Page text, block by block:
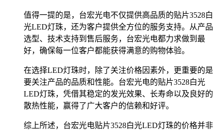
值得一提的是，台宏光电不仅提供高品质的贴片3528白
光LED灯珠，还为客户提供全方位的服务支持。从产品
选型、技术支持到售后服务，台宏光电都力求做到最
好，确保每一位客户都能获得满意的购物体验。
在选择LED灯珠时，除了关注价格因素外，更重要的是
要关注产品的品质和性能。台宏光电的贴片3528白光
LED灯珠，凭借其稳定的发光效果、长寿命以及良好的
散热性能，赢得了广大客户的信赖和好评。
综上所述，台宏光电贴片3528白光LED灯珠的价格并非